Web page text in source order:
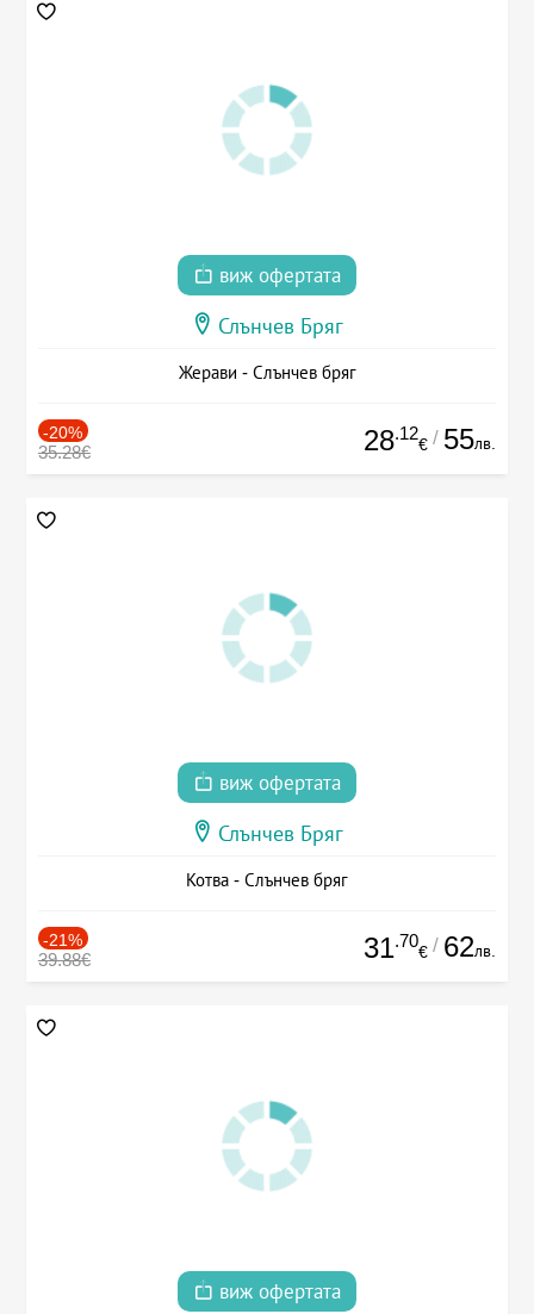
виж офертата
Слънчев Бряг
Жерави - Слънчев бряг
-20%
35.28€ 28.12
€ / 55лв.
виж офертата
Слънчев Бряг
Котва - Слънчев бряг
-21%
39.88€ 31.70
€ / 62лв.
виж офертата